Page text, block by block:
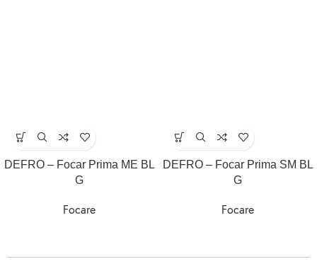
DEFRO – Focar Prima ME BL
G
Focare
DEFRO – Focar Prima SM BL
G
Focare